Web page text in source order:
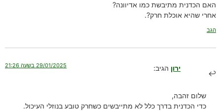
האם הכדנית מתיבשת כמו אדיוונה?
אחרי שהיא אוכלת חרק?.
הגב
ירון הגיב: 29/01/2025 בשעה 21:26
שלום זהבה,
כדי הכדנית בדרך כלל לא מתייבשים כשחרק טובע בנוזלי העיכול.